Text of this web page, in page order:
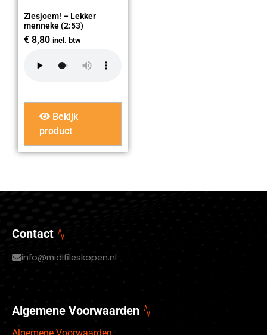
Ziesjoem! – Lekker
menneke (2:53)
€ 8,80 incl. btw
Bekijk
product
Contact
info@midifileskopen.nl
Algemene Voorwaarden
Algemene Voorwaarden